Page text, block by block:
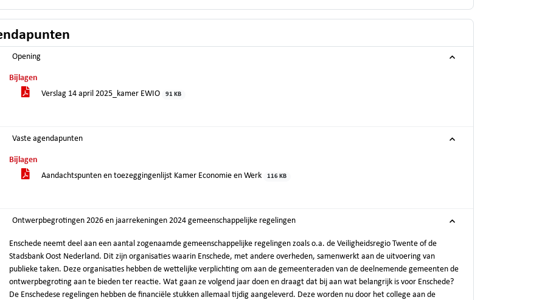
Opening
Bijlagen
Verslag 14 april 2025_kamer EWIO
91 KB
Vaste agendapunten
Bijlagen
Aandachtspunten en toezeggingenlijst Kamer Economie en Werk
116 KB
Ontwerpbegrotingen 2026 en jaarrekeningen 2024 gemeenschappelijke regelingen
Enschede neemt deel aan een aantal zogenaamde gemeenschappelijke regelingen zoals o.a. de Veiligheidsregio Twente of de
Stadsbank Oost Nederland. Dit zijn organisaties waarin Enschede, met andere overheden, samenwerkt aan de uitvoering van
publieke taken. Deze organisaties hebben de wettelijke verplichting om aan de gemeenteraden van de deelnemende gemeenten de
ontwerpbegroting aan te bieden ter reactie. Wat gaan ze volgend jaar doen en draagt dat bij aan wat belangrijk is voor Enschede?
De Enschedese regelingen hebben de financiële stukken allemaal tijdig aangeleverd. Deze worden nu door het college aan de